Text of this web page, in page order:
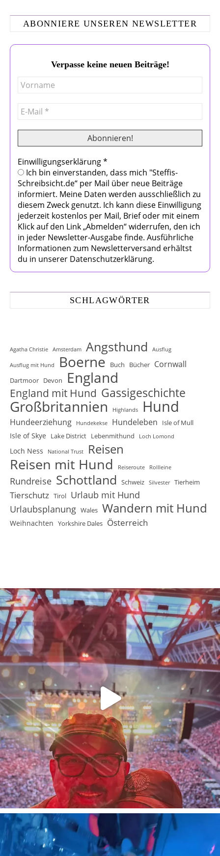
ABONNIERE UNSEREN NEWSLETTER
Verpasse keine neuen Beiträge!
Einwilligungserklärung*
Ich bin einverstanden, dass mich "Steffis-
Schreibsicht.de“ per Mail über neue Beiträge
informiert. Meine Daten werden ausschließlich zu
diesem Zweck genutzt. Ich kann diese Einwilligung
jederzeit kostenlos per Mail, Brief oder mit einem
Klick auf den Link „Abmelden“ widerrufen, den ich
in jeder Newsletter-Ausgabe finde. Ausführliche
Informationen zum Newsletterversand erhältst
du in unserer Datenschutzerklärung.
SCHLAGWÖRTER
Agatha Christie Amsterdam Angsthund Ausflug
Ausflug mit Hund Boerne Buch Bücher Cornwall
Dartmoor Devon England
England mit Hund Gassigeschichte
Großbritannien Highlands Hund
Hundeerziehung Hundekekse Hundeleben Isle of Mull
Isle of Skye Lake District Lebenmithund Loch Lomond
Loch Ness National Trust Reisen
Reisen mit Hund Reiseroute Rollleine
Rundreise Schottland Schweiz Silvester Tierheim
Tierschutz Tirol Urlaub mit Hund
Urlaubsplanung Wales Wandern mit Hund
Weihnachten Yorkshire Dales Österreich